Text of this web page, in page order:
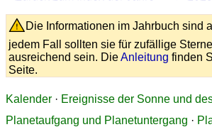
Die Informationen im Jahrbuch sind
jedem Fall sollten sie für zufällige
ausreichend sein. DieAnleitung finden
Seite.
Kalender · Ereignisse der Sonne und
Planetaufgang und Planetuntergang ·